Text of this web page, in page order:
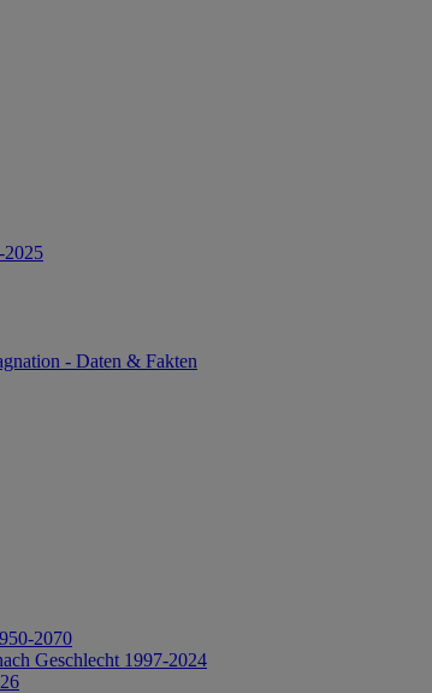
2025
- Daten & Fakten
2070
Geschlecht 1997-2024